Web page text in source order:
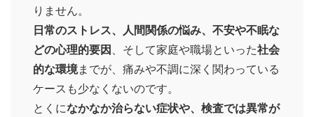
りません。
日常のストレス、人間関係の悩み、不安や不眠な
どの心理的要因、そして家庭や職場といった社会
的な環境までが、痛みや不調に深く関わっている
ケースも少なくないのです。
とくになかなか治らない症状や、検査では異常が